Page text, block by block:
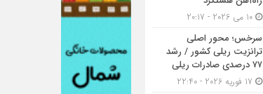
سرخس؛ محور اصلی
ترانزیت ریلی کشور / رشد
۷۷ درصدی صادرات ریلی